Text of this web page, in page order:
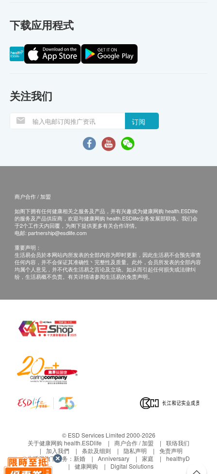
下载应用程式
关注我们
订阅
商户合作 / 加盟
如阁下拥有任何健康相关之服务及产品，并有兴趣成为健康网购 health.ESDlife
的服务及产品供应商，欢迎与健康网购 health.ESDlife业务发展部联络。我们会
于2个工作天内回覆，为阁下提供更多有关合作详情。
电邮: partnership@esdlife.com
重要声明：
生活易会员於本网站内所发表的全部内容为即时更新，因此生活易不会预先审查
任何内容，并不会保证其准确性丶完整性及质量。此外，会员所发表的全部内容
均属个人意见，并不代表生活易之言论及立场。如从而引起任何损失或法律纠
纷，生活易概不负责。有关详情请参阅生活易的免责声明。
© ESD Services Limited 2000-2026
关于健康网购 health.ESDlife
商户合作 / 加盟
联络我们
加入我們
条款及细则 隐私声明
免责声明
生活易旗下业务： 新婚 Anniversary 家庭
healthyD
健康网购
Digital Solutions